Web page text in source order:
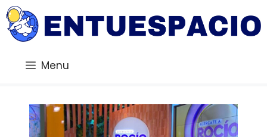
Saltar
al
contenido
Menu